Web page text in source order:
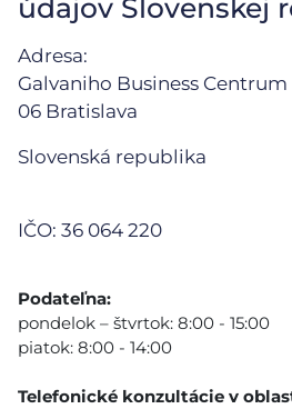
údajov Slovenskej
Adresa:
Galvaniho Business Centrum
06 Bratislava
Slovenská republika
IČO: 36 064 220
Podateľna:
pondelok – štvrtok: 8:00 - 15:00
piatok: 8:00 - 14:00
Telefonické konzultácie v